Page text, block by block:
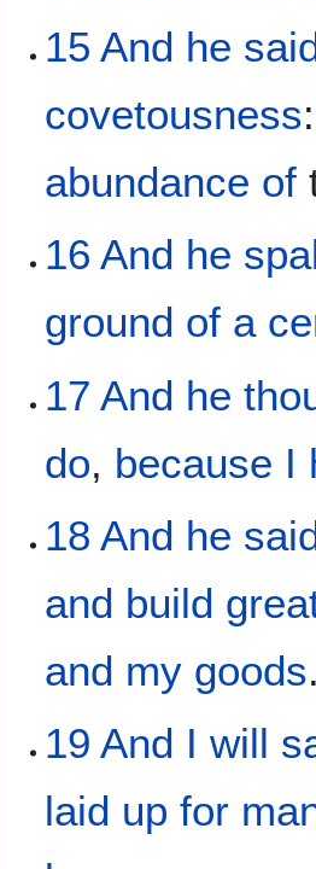
15 And he
covetousness
abundance of
16 And he
ground of a
17 And he
do, because I
18 And he
and build
and my goods
19 And I will
laid up for